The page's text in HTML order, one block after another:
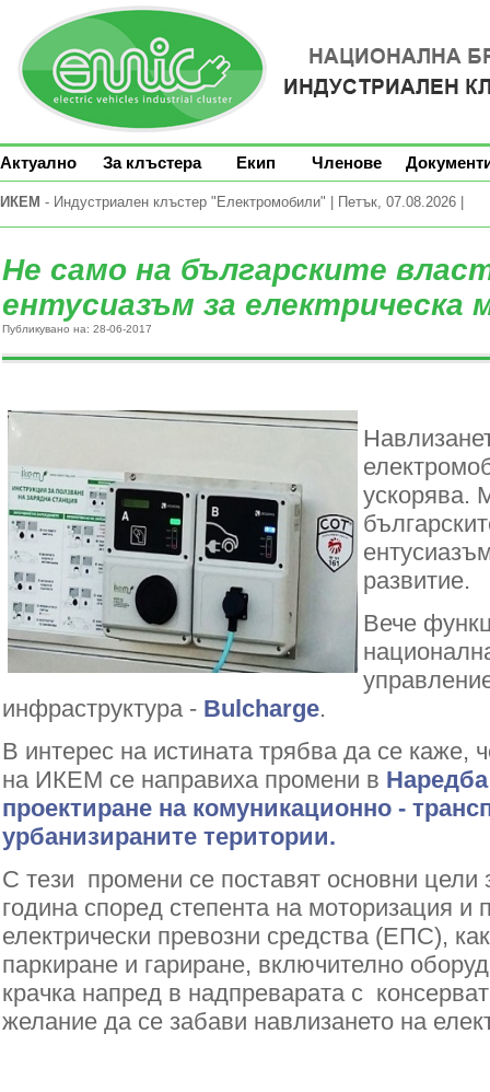
Актуално За клъстера Екип Членове
ИКЕМ - Индустриален клъстер "Електромобили" | Петък, 07.08.2026 |
Не само на българските
ентусиазъм за електрическа
Публикувано на: 28-06-2017
ускорява.
развитие.
Вече
инфраструктура - Bulcharge.
В интерес на истината трябва да се каже,
на ИКЕМ се направиха промени в
проектиране на комуникационно -
урбанизираните територии.
С тези промени се поставят основни цели
година според степента на моторизация и
електрически превозни средства (ЕПС),
паркиране и гариране, включително
крачка напред в надпреварата с
желание да се забави навлизането на